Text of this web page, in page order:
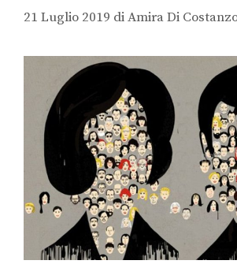
21 Luglio 2019 diAmira Di